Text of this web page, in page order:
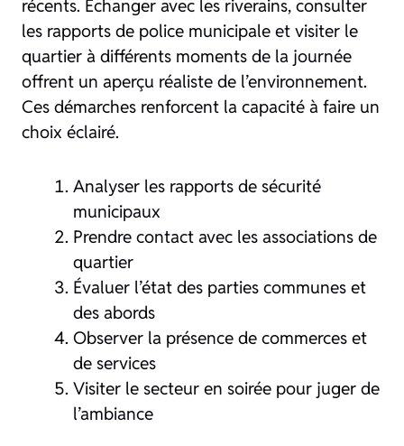
récents. Échanger avec les riverains, consulter
les rapports de police municipale et visiter le
quartier à différents moments de la journée
offrent un aperçu réaliste de l’environnement.
Ces démarches renforcent la capacité à faire un
choix éclairé.
Analyser les rapports de sécurité
municipaux
Prendre contact avec les associations de
quartier
Évaluer l’état des parties communes et
des abords
Observer la présence de commerces et
de services
Visiter le secteur en soirée pour juger de
l’ambiance